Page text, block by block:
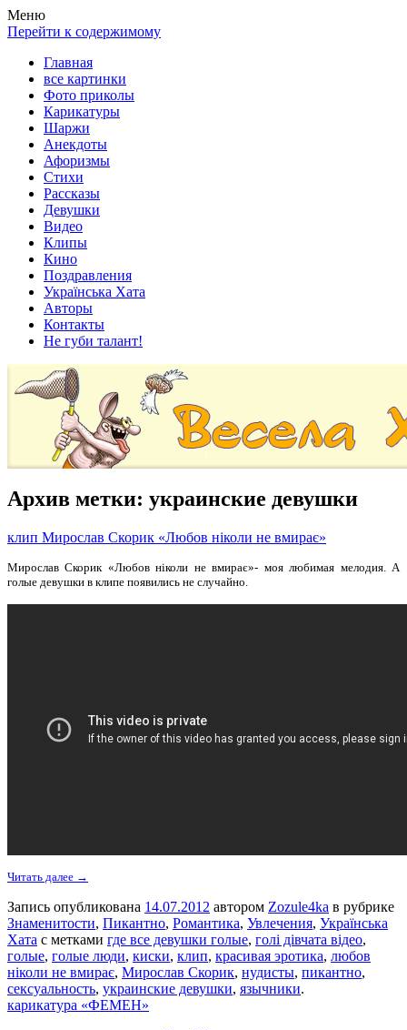
Весела хата — прикольные картинки, смешные истории,
клипы!
Покажем всем ваши фото приколы, карикатуры, шаржи, стихи,
рассказы, видео и песни!
Меню
Перейти к содержимому
Главная
все картинки
Фото приколы
Карикатуры
Шаржи
Анекдоты
Афоризмы
Стихи
Рассказы
Девушки
Видео
Клипы
Кино
Поздравления
Українська Хата
Авторы
Контакты
Не губи талант!
Архив метки: украинские девушки
клип Мирослав Скорик «Любов ніколи не вмирає»
Мирослав Скорик «Любов ніколи не вмирає»- моя любимая мелодия. А
голые девушки в клипе появились не случайно.
Читать далее →
Запись опубликована 14.07.2012 автором Zozule4ka в рубрике
Знаменитости, Пикантно, Романтика, Увлечения, Українська
Хата с метками где все девушки голые, голі дівчата відео,
голые, голые люди, киски, клип, красивая эротика, любов
ніколи не вмирає, Мирослав Скорик, нудисты, пикантно,
сексуальность, украинские девушки, язычники.
карикатура «ФЕМЕН»